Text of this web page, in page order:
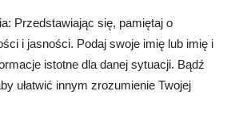
Przedstawiając się, pamiętaj o
i jasności. Podaj swoje imię lub imię i
istotne dla danej sytuacji. Bądź
ułatwić innym zrozumienie Twojej